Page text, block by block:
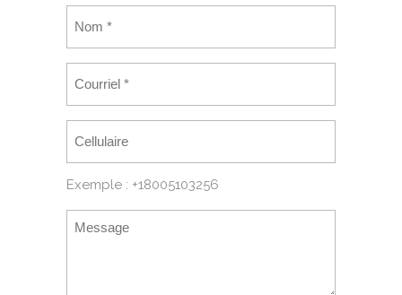
Exemple : +18005103256